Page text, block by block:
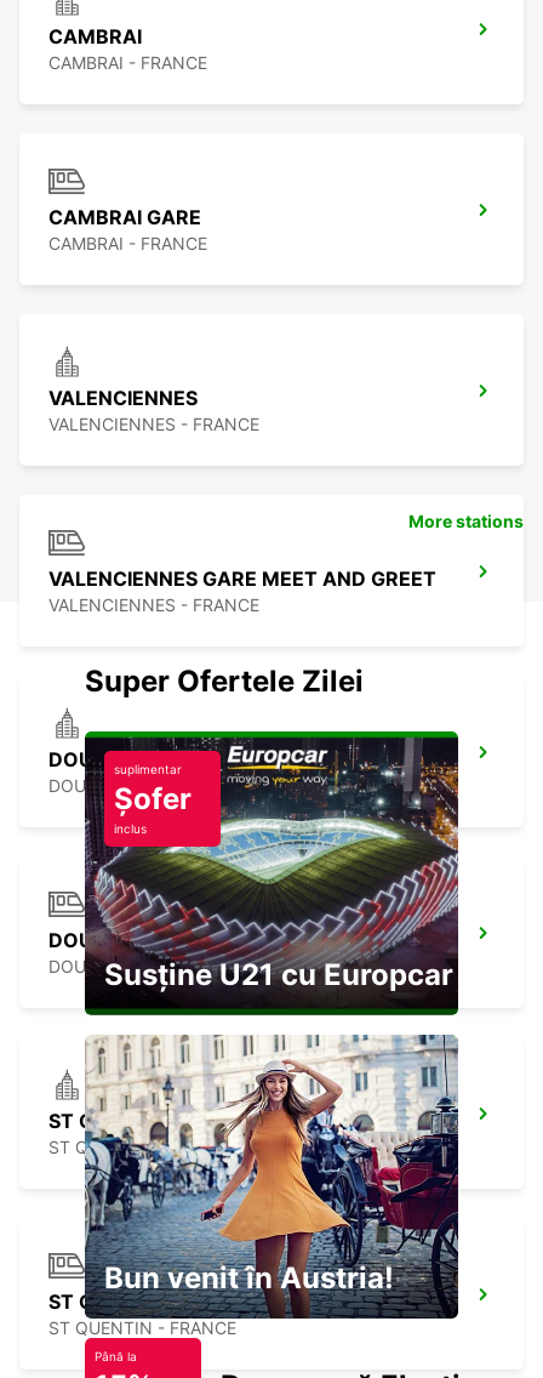
CAMBRAI
CAMBRAI - FRANCE
CAMBRAI GARE
CAMBRAI - FRANCE
VALENCIENNES
VALENCIENNES - FRANCE
VALENCIENNES GARE MEET AND GREET
VALENCIENNES - FRANCE
DOUAI
DOUAI - FRANCE
DOUAI GARE MEET AND GREET
DOUAI - FRANCE
ST QUENTIN
ST QUENTIN - FRANCE
ST QUENTIN GARE MEET AND GREET
ST QUENTIN - FRANCE
More stations
Super Ofertele Zilei
suplimentar
Șofer
inclus
Susține U21 cu Europcar
Bun venit în Austria!
Până la